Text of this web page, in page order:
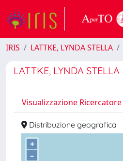
IRIS LATTKE, LYNDA STELLA
LATTKE, LYNDA STELLA
Visualizzazione Ricercatore
Distribuzione geografica
+
–